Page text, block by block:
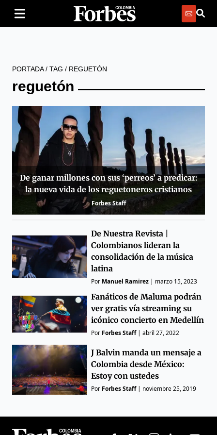
PORTADA/ TAG / REGUETÓN
reguetón
De ganar millones con sus ‘perreos’ a predicar:
la nueva vida de los reguetoneros cristianos
Forbes Staff
De Nuestra Revista |
Colombianos lideran la
consolidación de la música
latina
Por Manuel Ramirez | marzo 15, 2023
Fanáticos de Maluma podrán
ver gratis vía streaming su
icónico concierto en Medellín
Por Forbes Staff|abril 27, 2022
J Balvin manda un mensaje a
Colombia desde México:
Estoy con ustedes
Por Forbes Staff| noviembre 25, 2019